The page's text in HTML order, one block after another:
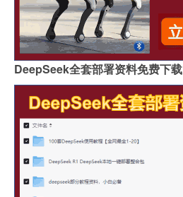
DeepSeek全套部署资料免费下载